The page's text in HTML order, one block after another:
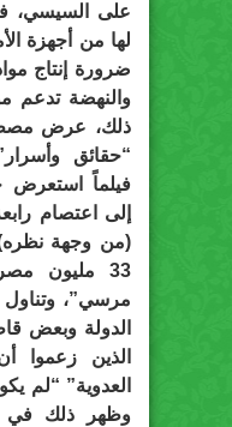
على السيسي،
لها من أجهزة
ضرورة إنتاج
والنهضة تدعم
ذلك، عرض
“حقائق
فيلماً استعرض
إلى اعتصام
(من وجهة
33 مليون
مرسي”، وتناول
الدولة وبعض
الذين زعموا
العدوية” “لم
وظهر ذلك في